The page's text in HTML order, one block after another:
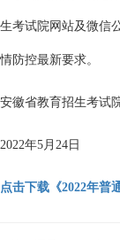
生考试院网站及微信
情防控最新要求。
安徽省教育招生考试
2022年5月24日
点击下载《2022年普